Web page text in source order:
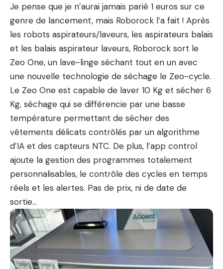
Je pense que je n’aurai jamais parié 1 euros sur ce
genre de lancement, mais Roborock l’a fait ! Après
les robots aspirateurs/laveurs, les aspirateurs balais
et les balais aspirateur laveurs, Roborock sort le
Zeo One, un lave-linge séchant tout en un avec
une nouvelle technologie de séchage le Zeo-cycle.
Le Zeo One est capable de laver 10 Kg et sécher 6
Kg, séchage qui se différencie par une basse
température permettant de sécher des
vêtements délicats contrôlés par un algorithme
d’IA et des capteurs NTC. De plus, l’app control
ajoute la gestion des programmes totalement
personnalisables, le contrôle des cycles en temps
réels et les alertes. Pas de prix, ni de date de
sortie…